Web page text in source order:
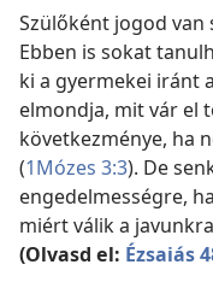
Szülőként jogod van
Ebben is sokat
ki a gyermekei iránt
elmondja, mit vár el
következménye, ha
(1Mózes 3:3). De
engedelmességre,
miért válik a
(Olvasd el: Ézsaiás